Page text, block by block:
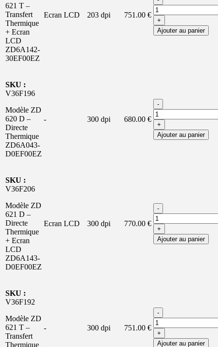
621 T –
Transfert
Thermique
+ Ecran
LCD
ZD6A142-
30EF00EZ
Ecran LCD 203 dpi 751.00 €
+
Ajouter au panier
SKU :
V36F196
Modèle ZD
620 D –
Directe
Thermique
ZD6A043-
D0EF00EZ
- 300 dpi 680.00 €
-
+
Ajouter au panier
SKU :
V36F206
Modèle ZD
621 D –
Directe
Thermique
+ Ecran
LCD
ZD6A143-
D0EF00EZ
Ecran LCD 300 dpi 770.00 €
-
+
Ajouter au panier
SKU :
V36F192
Modèle ZD
621 T –
Transfert
Thermique
- 300 dpi 751.00 €
-
+
Ajouter au panier